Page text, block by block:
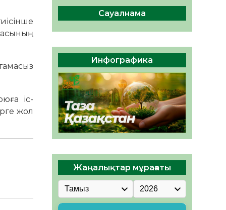
іс-
жол
Руслан Рүстемұлы облыс
әкімінің кеңесшісі болып
тағайындалды
05.08.2026
41 0
Сауалнама
Инфографика
Жаңалықтар мұрағаты